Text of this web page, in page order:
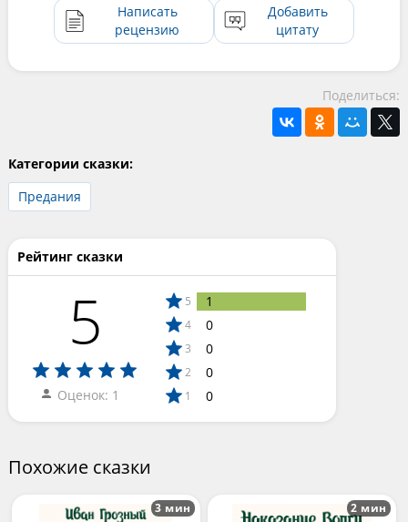
Написать
рецензию
Добавить
цитату
Поделиться:
Категории сказки:
Предания
Рейтинг сказки
5
Оценок: 1
5 1
4 0
3 0
2 0
1 0
Похожие сказки
3 мин 2 мин